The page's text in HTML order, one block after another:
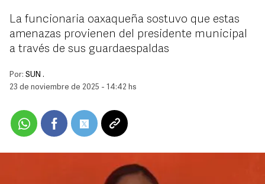
La funcionaria oaxaqueña sostuvo que estas
amenazas provienen del presidente municipal
a través de sus guardaespaldas
Por: SUN .
23 de noviembre de 2025 - 14:42 hs